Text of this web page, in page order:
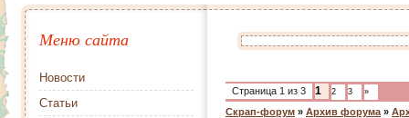
Меню сайта
Новости
Статьи
Страница 1 из 3 1 2 3 »
Скрап-форум » Архив форума »